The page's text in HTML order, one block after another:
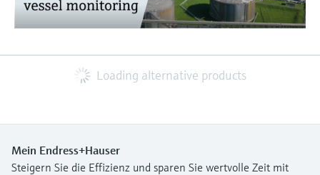
Loading alternative products
Mein Endress+Hauser
Steigern Sie die Effizienz und sparen Sie wertvolle Zeit mit